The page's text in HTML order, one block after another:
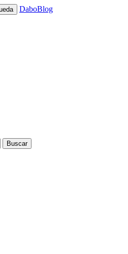
DaboBlog